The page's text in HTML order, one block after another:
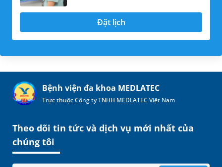
Đặt lịch
Bệnh viện đa khoa MEDLATEC
Trực thuộc Công ty TNHH MEDLATEC Việt Nam
Theo dõi tin tức và dịch vụ mới nhất của
chúng tôi